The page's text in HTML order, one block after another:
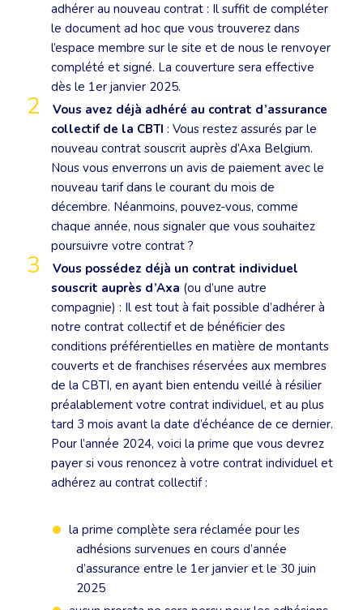
adhérer au nouveau contrat : Il suffit de compléter
le document ad hoc que vous trouverez dans
l’espace membre sur le site et de nous le renvoyer
complété et signé. La couverture sera effective
dès le 1er janvier 2025.
Vous avez déjà adhéré au contrat d’assurance
collectif de la CBTI : Vous restez assurés par le
nouveau contrat souscrit auprès d’Axa Belgium.
Nous vous enverrons un avis de paiement avec le
nouveau tarif dans le courant du mois de
décembre. Néanmoins, pouvez-vous, comme
chaque année, nous signaler que vous souhaitez
poursuivre votre contrat ?
Vous possédez déjà un contrat individuel
souscrit auprès d’Axa (ou d’une autre
compagnie) : Il est tout à fait possible d’adhérer à
notre contrat collectif et de bénéficier des
conditions préférentielles en matière de montants
couverts et de franchises réservées aux membres
de la CBTI, en ayant bien entendu veillé à résilier
préalablement votre contrat individuel, et au plus
tard 3 mois avant la date d’échéance de ce dernier.
Pour l’année 2024, voici la prime que vous devrez
payer si vous renoncez à votre contrat individuel et
adhérez au contrat collectif :
la prime complète sera réclamée pour les
adhésions survenues en cours d’année
d’assurance entre le 1er janvier et le 30 juin
2025